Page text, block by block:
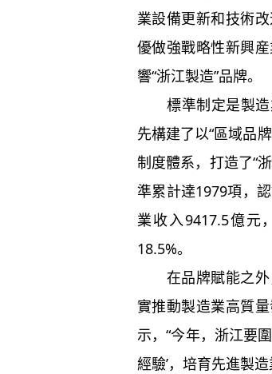
業設備更新和技術
優做強戰略性新興
響“浙江製造”品牌。
標準制定是製
先構建了以“區域品
制度體系，打造了“
準累計達1979項，
業收入9417.5億元
18.5%。
在品牌賦能之
實推動製造業高質
示，“今年，浙江要
經驗’，培育先進製